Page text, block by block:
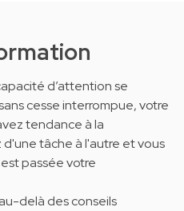
d’attention se
cesse interrompue, votre
tendance à la
tâche à l'autre et vous
passée votre
delà des conseils